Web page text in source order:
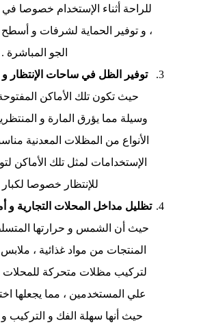
للراحة أثناء الإستخدام خصوصا في
، و توفير الحماية لشرفات و
الجو المباشرة .
توفير الظل في ساحات الإنتظار و
حيث تكون تلك الأماكن
وسيلة مما يؤرق المارة و
الأنواع من المظلات المعدنية
الإستخدامات لمثل تلك الأماكن
للإنتظار خصوصا
تظليل مداخل المحلات التجارية
حيث أن الشمس و حرارتها
المنتجات من مواد غذائية ،
لتركيب مظلات متحركة للمحلات و
علي المستخدمين ، مما يجعلها
حيث أنها سهلة الفك و التركيب